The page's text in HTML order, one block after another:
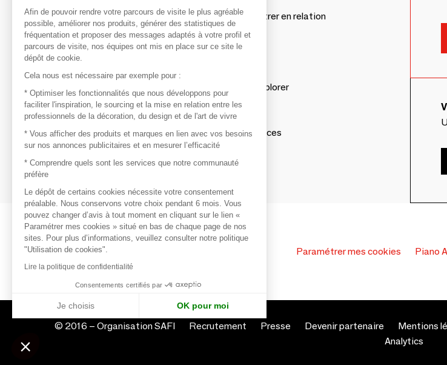
Afin de profiter au mieux de l'expérience MOM et de rentrer en relation
avec vos marques préférées, créez-vous un compte.
Découvrir
Les produits de milliers de fournisseurs à explorer
S'inspirer
Inspiration et sélections de produits tendances
Contacter
Paramétrer mes cookies Piano
© 2016 – Organisation SAFI Recrutement Presse Devenir partenaire Mentions
Analytics
Afin de pouvoir rendre votre parcours de visite le plus agréable
possible, améliorer nos produits, générer des statistiques de
fréquentation et proposer des messages adaptés à votre profil et
parcours de visite, nos équipes ont mis en place sur ce site le
dépôt de cookie.
Cela nous est nécessaire par exemple pour :
* Optimiser les fonctionnalités que nous développons pour
faciliter l'inspiration, le sourcing et la mise en relation entre les
professionnels de la décoration, du design et de l'art de vivre
* Vous afficher des produits et marques en lien avec vos besoins
sur nos annonces publicitaires et en mesurer l’efficacité
* Comprendre quels sont les services que notre communauté
préfère
Le dépôt de certains cookies nécessite votre consentement
préalable. Nous conservons votre choix pendant 6 mois. Vous
pouvez changer d’avis à tout moment en cliquant sur le lien «
Paramétrer mes cookies » situé en bas de chaque page de nos
sites. Pour plus d’informations, veuillez consulter notre politique
"Utilisation de cookies".
Lire la politique de confidentialité
Consentements certifiés par
Je choisis OK pour moi
Axeptio consent
Plateforme de Gestion du Consentement : Personnalisez vos Options
Notre plateforme vous permet d'adapter et de gérer vos paramètres de confidentialité, en